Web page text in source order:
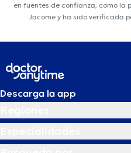
en fuentes de confianza, como la
Jacome y ha sido verificada
Descarga la app